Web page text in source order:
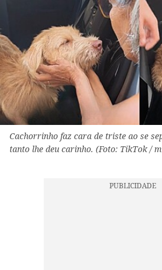
Cachorrinho faz cara de triste ao se
tanto lhe deu carinho. (Foto: TikTok /